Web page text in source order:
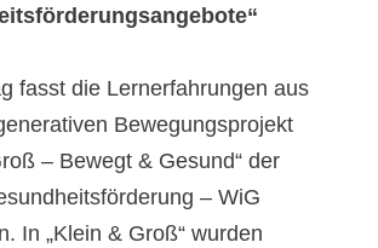
fasst die Lernerfahrungen aus
Bewegungsprojekt
– Bewegt & Gesund“ der
– WiG
In „Klein & Groß“ wurden